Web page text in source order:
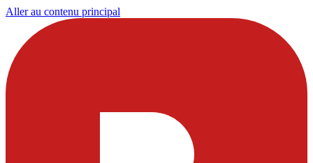
Aller au contenu principal